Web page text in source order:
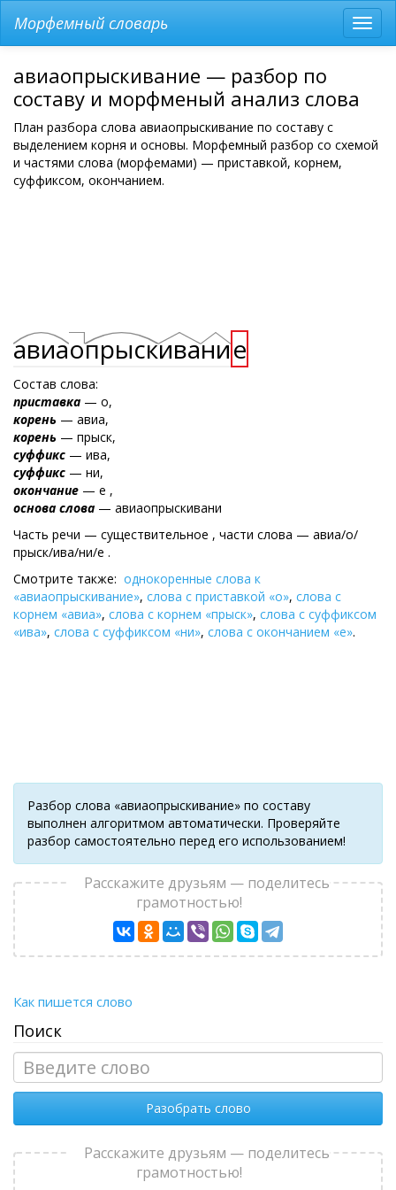
меню
Морфемный словарь
авиаопрыскивание — разбор по
составу и морфменый анализ слова
План разбора слова авиаопрыскивание по составу с
выделением корня и основы. Морфемный разбор со схемой
и частями слова (морфемами) — приставкой, корнем,
суффиксом, окончанием.
авиаопрыскивание
Состав слова:
приставка — о,
корень — авиа,
корень — прыск,
суффикс — ива,
суффикс — ни,
окончание — е ,
основа слова — авиаопрыскивани
Часть речи — существительное , части слова — авиа/о/
прыск/ива/ни/е .
Смотрите также: однокоренные слова к
«авиаопрыскивание», слова с приставкой «о», слова с
корнем «авиа», слова с корнем «прыск», слова с суффиксом
«ива», слова с суффиксом «ни», слова с окончанием «е».
Разбор слова «авиаопрыскивание» по составу
выполнен алгоритмом автоматически. Проверяйте
разбор самостоятельно перед его использованием!
Расскажите друзьям — поделитесь
грамотностью!
Как пишется слово
Поиск
Разобрать слово
Расскажите друзьям — поделитесь
грамотностью!